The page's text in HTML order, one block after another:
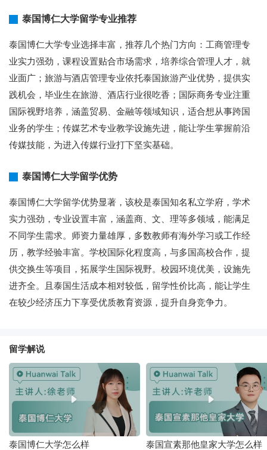
泰国博仁大学留学专业推荐
泰国博仁大学专业选择丰富，推荐几个热门方向：工商管理专
业实力强劲，课程设置贴合市场需求，培养综合管理人才，就
业面广；旅游与酒店管理专业依托泰国旅游产业优势，提供实
践机会，毕业生在旅游、酒店行业很吃香；国际商务专业注重
国际视野培养，涵盖贸易、金融等领域知识，适合想从事跨国
业务的学生；传媒艺术专业教学设施先进，能让学生掌握前沿
传媒技能，为进入传媒行业打下坚实基础。
泰国博仁大学留学优势
泰国博仁大学留学优势显著，该校是泰国知名私立学府，学术
实力强劲，专业设置丰富，涵盖商、文、理等多领域，能满足
不同学生需求。师资力量雄厚，多数教师有海外学习或工作经
历，教学经验丰富。学校国际化程度高，与多国高校合作，提
供交换生等项目，拓展学生国际视野。校园环境优美，设施先
进齐全。且泰国生活成本相对较低，留学性价比高，能让学生
在较少经济压力下享受优质教育资源，提升自身竞争力。
留学解说
泰国博仁大学怎么样 泰国宣素那他皇家大学怎么样